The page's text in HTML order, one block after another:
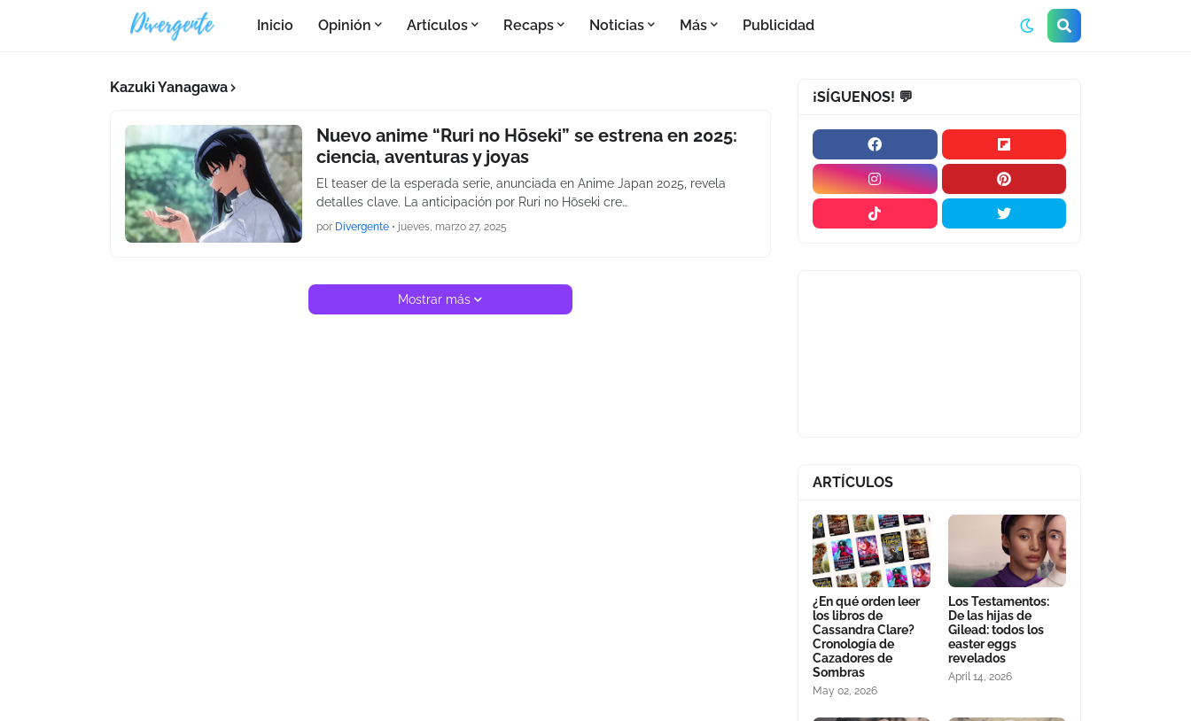
Inicio Opinión Artículos Recaps Noticias Más Publicidad
Kazuki Yanagawa
Nuevo anime “Ruri no Hōseki” se estrena en 2025:
ciencia, aventuras y joyas
El teaser de la esperada serie, anunciada en Anime Japan 2025, revela
detalles clave. La anticipación por Ruri no Hōseki cre…
por Divergente • jueves, marzo 27, 2025
Mostrar más
¡SÍGUENOS! 💬
ARTÍCULOS
¿En qué orden leer
los libros de
Cassandra Clare?
Cronología de
Cazadores de
Sombras
May 02, 2026
Los Testamentos:
De las hijas de
Gilead: todos los
easter eggs
revelados
April 14, 2026